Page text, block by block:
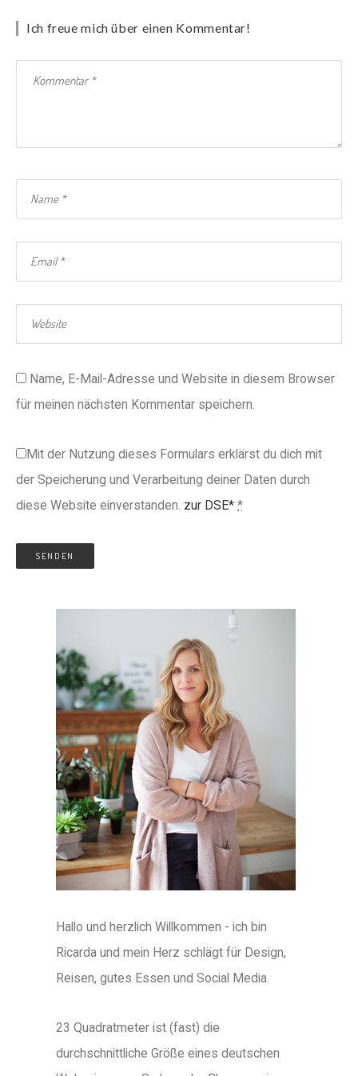
Ich freue mich über einen Kommentar!
Name, E-Mail-Adresse und Website in diesem Browser
für meinen nächsten Kommentar speichern.
Mit der Nutzung dieses Formulars erklärst du dich mit
der Speicherung und Verarbeitung deiner Daten durch
diese Website einverstanden. zur DSE* *
Hallo und herzlich Willkommen - ich bin
Ricarda und mein Herz schlägt für Design,
Reisen, gutes Essen und Social Media.
23 Quadratmeter ist (fast) die
durchschnittliche Größe eines deutschen